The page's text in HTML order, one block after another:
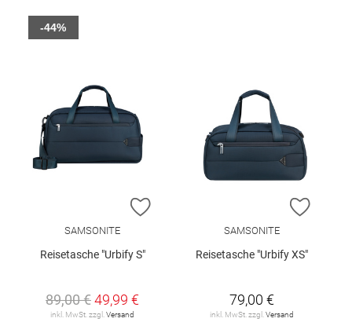
ZUR WUNSCHLISTE HINZUFÜGEN
SAMSONITE
Reisetasche "Urbify S"
89,00 €49,99 €
inkl. MwSt. zzgl. Versand
-44%
ZUR
SAMSONITE
Reisetasche "Urbify XS"
79,00 €
inkl. MwSt. zzgl. Versand